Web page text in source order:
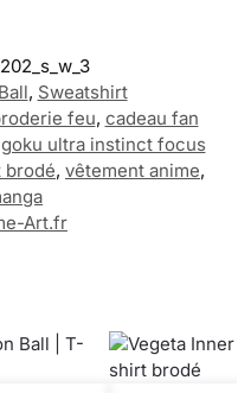
, Sweatshirt
feu, cadeau fan
goku ultra instinct focus
brodé, vêtement anime,
Art.fr